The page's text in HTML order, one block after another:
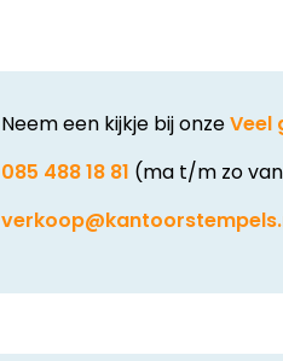
Neem een kijkje bij onzeVeel
085 488 18 81 (ma t/m zo